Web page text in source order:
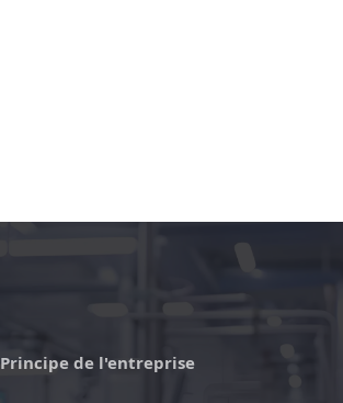
Principe de l'entreprise